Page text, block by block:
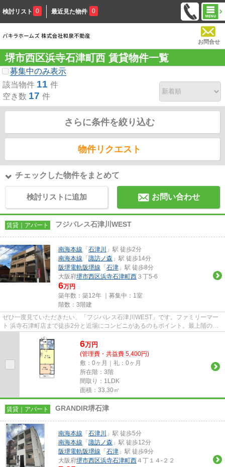
検討リスト 0 最近見た物件 0
お問合せ
堺市西区浜寺石津町西 賃貸物件一覧
募集中のみ表示
該当物件 11 件
空き数 17 件
さらに条件を絞り込む
物件リクエスト
チェックした物件をまとめて
検討リストに追加 お問い合わせ
賃貸｜アパート フジパレス石津川WEST
南海本線 「 石津川
」駅 徒歩2分
南海本線 「 諏訪ノ森 」駅 徒歩14分
阪堺電軌阪堺線 「 石津 」駅 徒歩8分
大阪府堺市西区浜寺石津町西 ３丁5-6
6万円
築年数：築12年 ｜募集中： 1室
階数：3階建
ぜひ一度見ていただきたい、「フジパレス石津川WEST」です。ファミリーマー
ト 浜寺石津町店まで徒歩2分と近場にコンビニがあるのもポイント。最上階の物
6万円
(管理費・共益費 5,400円)
敷：0ヶ月｜礼：0ヶ月
所在階：3階
間取り：1LDK
面積：33.30㎡
賃貸｜アパート GRANDIR堺石津
南海本線 「 石津川
」駅 徒歩5分
南海本線 「 諏訪ノ森 」駅 徒歩12分
阪堺電軌阪堺線 「 石津 」駅 徒歩9分
大阪府堺市西区浜寺石津町西 ４丁１４-２２